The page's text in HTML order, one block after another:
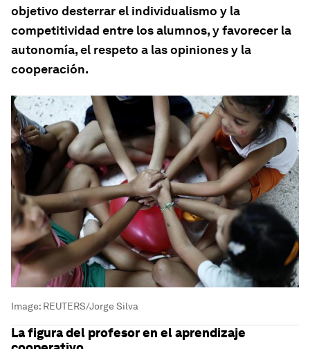
objetivo desterrar el individualismo y la
competitividad entre los alumnos, y favorecer la
autonomía, el respeto a las opiniones y la
cooperación.
Image: REUTERS/Jorge Silva
La figura del profesor en el aprendizaje